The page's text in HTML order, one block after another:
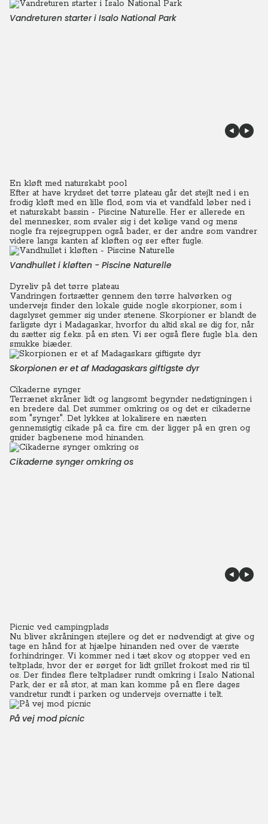
Vandreturen starter i Isalo National Park
En kløft med naturskabt pool
Efter at have krydset det tørre plateau går det stejlt ned i en
frodig kløft med en lille flod, som via et vandfald løber ned i
et naturskabt bassin - Piscine Naturelle. Her er allerede en
del mennesker, som svaler sig i det kølige vand og mens
nogle fra rejsegruppen også bader, er der andre som vandrer
videre langs kanten af kløften og ser efter fugle.
Vandhullet i kløften - Piscine Naturelle
Dyreliv på det tørre plateau
Vandringen fortsætter gennem den tørre halvørken og
undervejs finder den lokale guide nogle skorpioner, som i
dagslyset gemmer sig under stenene. Skorpioner er blandt de
farligste dyr i Madagaskar, hvorfor du altid skal se dig for, når
du sætter sig f.eks. på en sten. Vi ser også flere fugle bl.a. den
smukke biæder.
Skorpionen er et af Madagaskars giftigste dyr
Cikaderne synger
Terrænet skråner lidt og langsomt begynder nedstigningen i
en bredere dal. Det summer omkring os og det er cikaderne
som "synger". Det lykkes at lokalisere en næsten
gennemsigtig cikade på ca. fire cm. der ligger på en gren og
gnider bagbenene mod hinanden.
Cikaderne synger omkring os
Picnic ved campingplads
Nu bliver skråningen stejlere og det er nødvendigt at give og
tage en hånd for at hjælpe hinanden ned over de værste
forhindringer. Vi kommer ned i tæt skov og stopper ved en
teltplads, hvor der er sørget for lidt grillet frokost med ris til
os. Der findes flere teltpladser rundt omkring i Isalo National
Park, der er så stor, at man kan komme på en flere dages
vandretur rundt i parken og undervejs overnatte i telt.
På vej mod picnic